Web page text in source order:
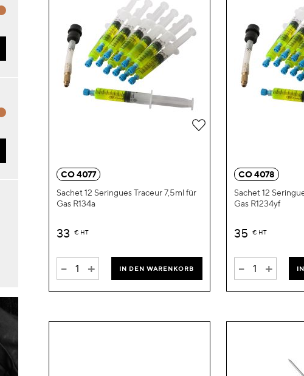
CO 4077
Sachet 12 Seringues Traceur 7,5ml für
Gas R134a
33 € HT
- + IN DEN WARENKORB
Zur
hinzufügen
CO 4078
Sachet 12
Gas R1234yf
35 € HT
- +